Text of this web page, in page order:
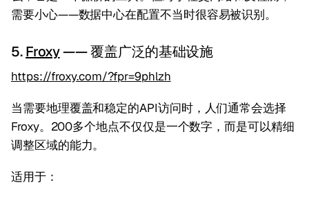
需要小心——数据中心在配置不当时很容易被识别。
5.Froxy—— 覆盖广泛的基础设施
https://froxy.com/?fpr=9phlzh
当需要地理覆盖和稳定的API访问时，人们通常会选择
Froxy。200多个地点不仅仅是一个数字，而是可以精细
调整区域的能力。
适用于：